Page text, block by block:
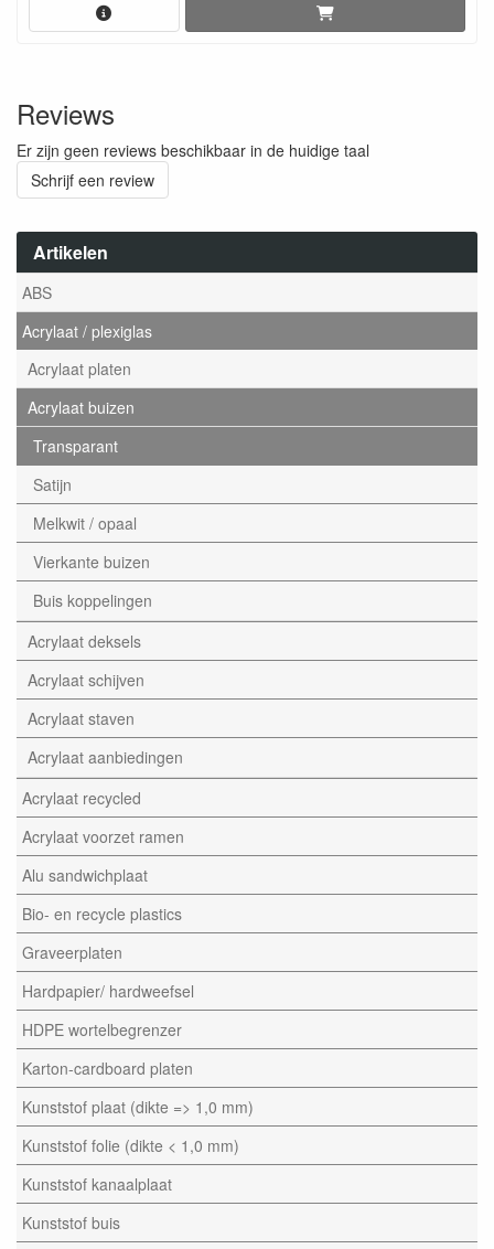
Artikelen
ABS
Acrylaat / plexiglas
Acrylaat platen
Acrylaat buizen
Transparant
Satijn
Melkwit / opaal
Vierkante buizen
Buis koppelingen
Acrylaat deksels
Acrylaat schijven
Acrylaat staven
Acrylaat aanbiedingen
Acrylaat recycled
Acrylaat voorzet ramen
Alu sandwichplaat
Bio- en recycle plastics
Graveerplaten
Hardpapier/ hardweefsel
HDPE wortelbegrenzer
Karton-cardboard platen
Kunststof plaat (dikte => 1,0 mm)
Kunststof folie (dikte < 1,0 mm)
Kunststof kanaalplaat
Kunststof buis
Reviews
Er zijn geen reviews beschikbaar in de huidige taal
Schrijf een review